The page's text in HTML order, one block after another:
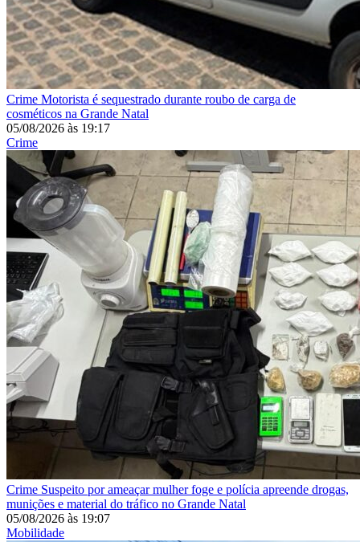
Crime Motorista é sequestrado durante roubo de carga de
cosméticos na Grande Natal
05/08/2026 às 19:17
Crime
Crime Suspeito por ameaçar mulher foge e polícia apreende drogas,
munições e material do tráfico no Grande Natal
05/08/2026 às 19:07
Mobilidade